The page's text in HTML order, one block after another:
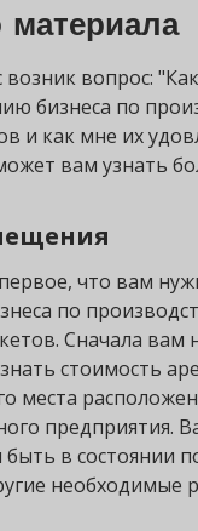
материала
вопрос:
бизнеса по
и как мне их
вам узнать
что вам
по
Сначала вам
стоимость
места
предприятия.
в состоянии
необходимые